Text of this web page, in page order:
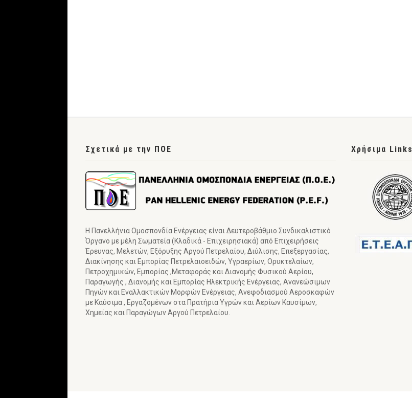
Σχετικά με την ΠΟΕ
Η Πανελλήνια Ομοσπονδία Ενέργειας είναι Δευτεροβάθμιο Συνδικαλιστικό
Όργανο με μέλη Σωματεία (Κλαδικά - Επιχειρησιακά) από Επιχειρήσεις
Έρευνας, Μελετών, Εξόρυξης Αργού Πετρελαίου, Διύλισης, Επεξεργασίας,
Διακίνησης και Εμπορίας Πετρελαιοειδών, Υγραερίων, Ορυκτελαίων,
Πετροχημικών, Εμπορίας ,Μεταφοράς και Διανομής Φυσικού Αερίου,
Παραγωγής , Διανομής και Εμπορίας Ηλεκτρικής Ενέργειας, Ανανεώσιμων
Πηγών και Εναλλακτικών Μορφών Ενέργειας, Ανεφοδιασμού Αεροσκαφών
με Καύσιμα , Εργαζομένων στα Πρατήρια Υγρών και Αερίων Καυσίμων,
Χημείας και Παραγώγων Αργού Πετρελαίου.
Χρήσιμα Links